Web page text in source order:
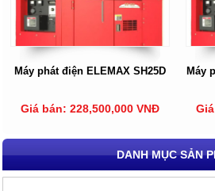
Máy phát điện ELEMAX SH25D
Giá bán: 228,500,000 VNĐ
Máy
DANH MỤC SẢN